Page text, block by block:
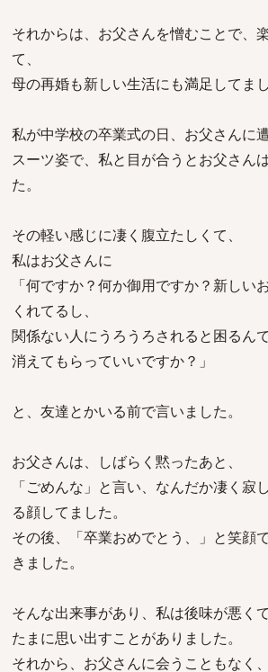
それからは、お父さんを憎むことで、
て、
母の再婚も新しい生活にも満足してまし
私が中学校の卒業式の日、お父さんに遭
スーツ姿で、私と目が合うとお父さん
た。
その軽い感じに凄く腹立たしくて、
私はお父さんに
「何ですか？何か御用ですか？新しい
くれてるし、
関係ない人にうろうろされると困るん
消えてもらっていいですか？」
と、友達とかいる前で言いました。
お父さんは、しばらく黙ったあと、
「ごめんな」と言い、なんだか凄く寂
る顔してました。
その後、「卒業おめでとう、」と笑顔
きました。
そんな出来事があり、私は後味が悪くて
たまに思い出すことがありました。
それから、お父さんに会うこともなく